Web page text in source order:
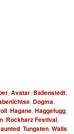
, Avatar, Ballenstedt,
, Dogma,
, Hagane, Haggefugg,
, Rockharz Festival,
, Tungsten, Walls